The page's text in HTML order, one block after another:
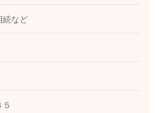
続など